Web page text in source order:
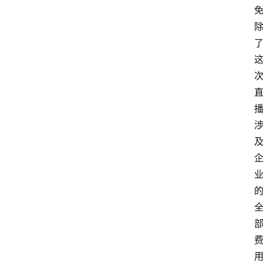
免
除
了
这
次
直
播
涉
及
企
业
的
全
部
费
用